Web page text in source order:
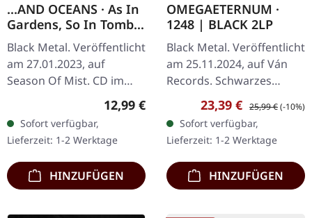
...AND OCEANS · As In
Gardens, So In Tombs
| DIGIPAK CD
Black Metal. Veröffentlicht
am 27.01.2023, auf
Season Of Mist. CD im
Deluxe DigiPak mit 16-
seitigem Booklet. Mit der
Erforschung der Tiefen
des Black…
Regulärer Preis:
12,99 €
Sofort verfügbar,
Lieferzeit: 1-2 Werktage
HINZUFÜGEN
OMEGAETERNUM ·
1248 | BLACK 2LP
Black Metal. Veröffentlicht
am 25.11.2024, auf Ván
Records. Schwarzes
Doppel-Vinyl, Gatefold
Cover mit UV-Highlights,
8-seitiges Booklet auf…
Verkaufspreis:
23,39 € Regulärer Preis:
25,99 €(-10%)
Sofort verfügbar,
Lieferzeit: 1-2 Werktage
HINZUFÜGEN